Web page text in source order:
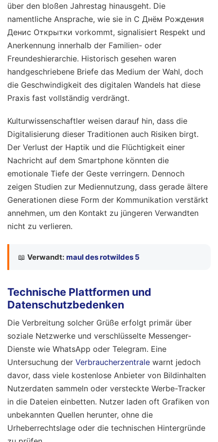
über den bloßen Jahrestag hinausgeht. Die
namentliche Ansprache, wie sie in С Днём Рождения
Денис Открытки vorkommt, signalisiert Respekt und
Anerkennung innerhalb der Familien- oder
Freundeshierarchie. Historisch gesehen waren
handgeschriebene Briefe das Medium der Wahl, doch
die Geschwindigkeit des digitalen Wandels hat diese
Praxis fast vollständig verdrängt.
Kulturwissenschaftler weisen darauf hin, dass die
Digitalisierung dieser Traditionen auch Risiken birgt.
Der Verlust der Haptik und die Flüchtigkeit einer
Nachricht auf dem Smartphone könnten die
emotionale Tiefe der Geste verringern. Dennoch
zeigen Studien zur Mediennutzung, dass gerade ältere
Generationen diese Form der Kommunikation verstärkt
annehmen, um den Kontakt zu jüngeren Verwandten
nicht zu verlieren.
📖 Verwandt: maul des rotwildes 5
Technische Plattformen und
Datenschutzbedenken
Die Verbreitung solcher Grüße erfolgt primär über
soziale Netzwerke und verschlüsselte Messenger-
Dienste wie WhatsApp oder Telegram. Eine
Untersuchung der Verbraucherzentrale warnt jedoch
davor, dass viele kostenlose Anbieter von Bildinhalten
Nutzerdaten sammeln oder versteckte Werbe-Tracker
in die Dateien einbetten. Nutzer laden oft Grafiken von
unbekannten Quellen herunter, ohne die
Urheberrechtslage oder die technischen Hintergründe